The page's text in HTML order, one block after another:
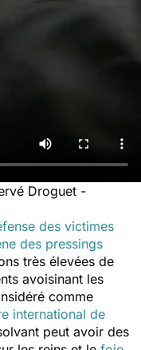
Droguet -
des victimes
des pressings
très élevées de
avoisinant les
comme
international de
peut avoir des